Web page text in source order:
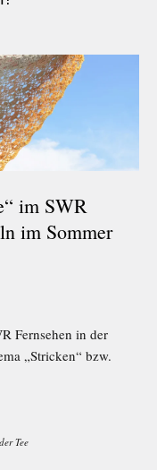
im SWR
im Sommer
Fernsehen in der
„Stricken“ bzw.
Tee